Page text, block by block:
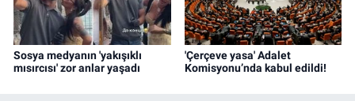
Sosya medyanın 'yakışıklı
mısırcısı' zor anlar yaşadı
'Çerçeve yasa' Adalet
Komisyonu’nda kabul edildi!